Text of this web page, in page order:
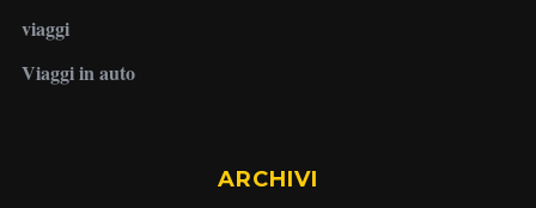
viaggi
Viaggi in auto
ARCHIVI